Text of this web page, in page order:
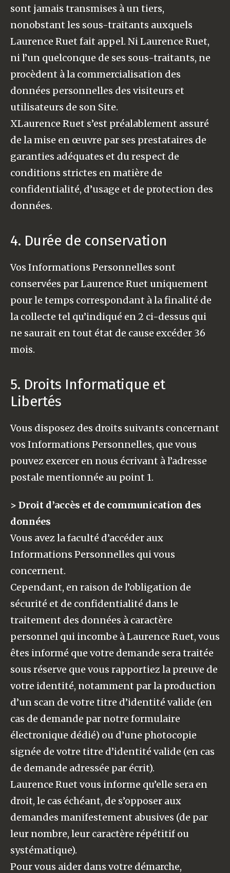
sont jamais transmises à un tiers,
nonobstant les sous-traitants auxquels
Laurence Ruet fait appel. Ni Laurence Ruet,
ni l’un quelconque de ses sous-traitants, ne
procèdent à la commercialisation des
données personnelles des visiteurs et
utilisateurs de son Site.
XLaurence Ruet s’est préalablement assuré
de la mise en œuvre par ses prestataires de
garanties adéquates et du respect de
conditions strictes en matière de
confidentialité, d’usage et de protection des
données.
4. Durée de conservation
Vos Informations Personnelles sont
conservées par Laurence Ruet uniquement
pour le temps correspondant à la finalité de
la collecte tel qu’indiqué en 2 ci-dessus qui
ne saurait en tout état de cause excéder 36
mois.
5. Droits Informatique et
Libertés
Vous disposez des droits suivants concernant
vos Informations Personnelles, que vous
pouvez exercer en nous écrivant à l’adresse
postale mentionnée au point 1.
> Droit d’accès et de communication des
données
Vous avez la faculté d’accéder aux
Informations Personnelles qui vous
concernent.
Cependant, en raison de l’obligation de
sécurité et de confidentialité dans le
traitement des données à caractère
personnel qui incombe à Laurence Ruet, vous
êtes informé que votre demande sera traitée
sous réserve que vous rapportiez la preuve de
votre identité, notamment par la production
d’un scan de votre titre d’identité valide (en
cas de demande par notre formulaire
électronique dédié) ou d’une photocopie
signée de votre titre d’identité valide (en cas
de demande adressée par écrit).
Laurence Ruet vous informe qu’elle sera en
droit, le cas échéant, de s’opposer aux
demandes manifestement abusives (de par
leur nombre, leur caractère répétitif ou
systématique).
Pour vous aider dans votre démarche,